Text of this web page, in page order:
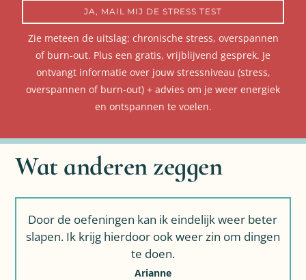
JA, MAIL MIJ DE STRESS TEST
Zie meteen de uitslag: chronische stress, overspannen
of burn-out. Plus een gratis, vrijblijvend gesprek. Je
ontvangt informatie over jouw stressniveau (stress,
overspannen of burn-out) + advies om je weer energiek
en ontspannen te voelen.
Wat anderen zeggen
Door de oefeningen kan ik eindelijk weer beter
slapen. Ik krijg hierdoor ook weer zin om dingen
te doen.
Arianne